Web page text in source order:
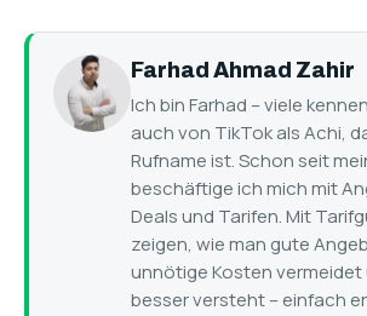
Farhad Ahmad Zahir
Ich bin Farhad – viele
auch von TikTok als Achi,
Rufname ist. Schon seit
beschäftige ich mich mit
Deals und Tarifen. Mit
zeigen, wie man gute
unnötige Kosten vermeidet
besser versteht – einfach